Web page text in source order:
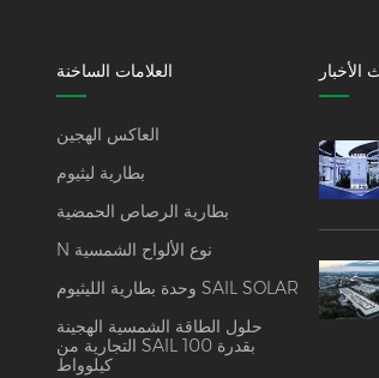
العلامات الساخنة
العاكس الهجين
بطارية ليثيوم
بطارية الرصاص الحمضية
N نوع الألواح الشمسية
وحدة بطارية الليثيوم SAIL SOLAR
حلول الطاقة الشمسية الهجينة
التجارية من SAIL بقدرة 100
كيلوواط
الأخبار